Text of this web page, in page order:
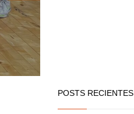
POSTS RECIENTES